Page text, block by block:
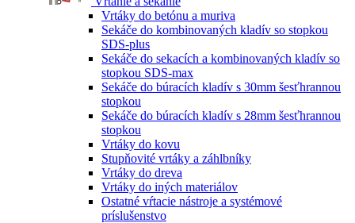
Vrtáky do betónu a muriva
Sekáče do kombinovaných kladív so stopkou
SDS-plus
Sekáče do sekacích a kombinovaných kladív so
stopkou SDS-max
Sekáče do búracích kladív s 30mm šesťhrannou
stopkou
Sekáče do búracích kladív s 28mm šesťhrannou
stopkou
Vrtáky do kovu
Stupňovité vrtáky a záhlbníky
Vrtáky do dreva
Vrtáky do iných materiálov
Ostatné vŕtacie nástroje a systémové
príslušenstvo